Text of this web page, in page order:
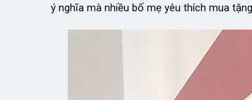
ý nghĩa mà nhiều bố mẹ yêu thích mua